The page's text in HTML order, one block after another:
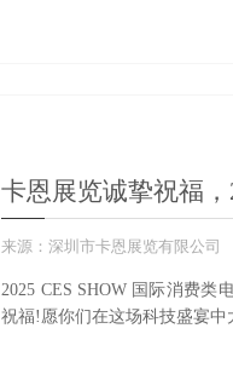
卡恩展览诚挚祝福
来源：深圳市卡恩展览有限公司
2025 CES SHOW 国际消费类
祝福!愿你们在这场科技盛宴